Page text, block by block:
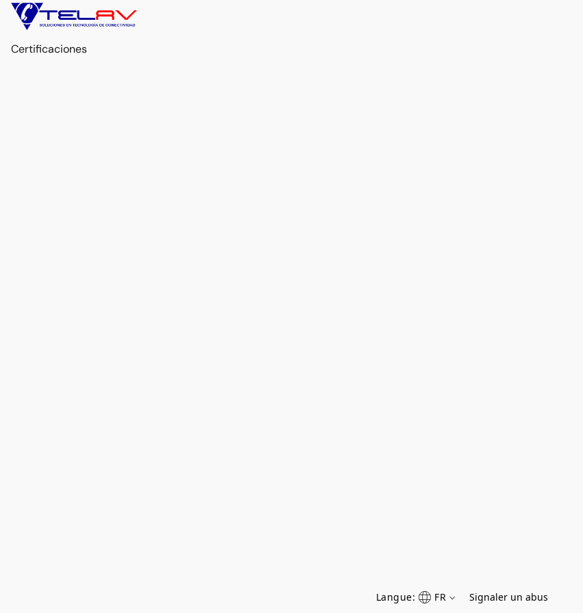
Certificaciones
Langue: FR Signaler un abus